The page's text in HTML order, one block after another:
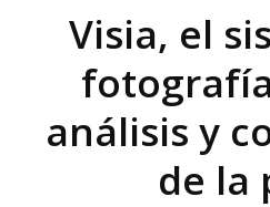
Visia, el
análisis y
de la